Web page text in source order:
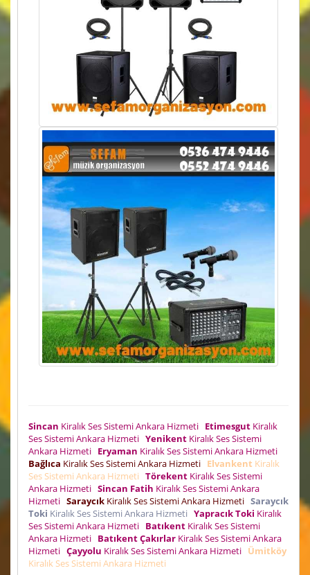
Sincan Kiralık Ses Sistemi Ankara Hizmeti Etimesgut Kiralık
Ses Sistemi Ankara Hizmeti Yenikent Kiralık Ses Sistemi
Ankara Hizmeti Eryaman Kiralık Ses Sistemi Ankara Hizmeti
Bağlıca Kiralık Ses Sistemi Ankara Hizmeti Elvankent Kiralık
Ses Sistemi Ankara Hizmeti Törekent Kiralık Ses Sistemi
Ankara Hizmeti Sincan Fatih Kiralık Ses Sistemi Ankara
Hizmeti Saraycık Kiralık Ses Sistemi Ankara Hizmeti Saraycık
Toki Kiralık Ses Sistemi Ankara Hizmeti Yapracık Toki Kiralık
Ses Sistemi Ankara Hizmeti Batıkent Kiralık Ses Sistemi
Ankara Hizmeti Batıkent Çakırlar Kiralık Ses Sistemi Ankara
Hizmeti Çayyolu Kiralık Ses Sistemi Ankara Hizmeti Ümitköy
Kiralık Ses Sistemi Ankara Hizmeti